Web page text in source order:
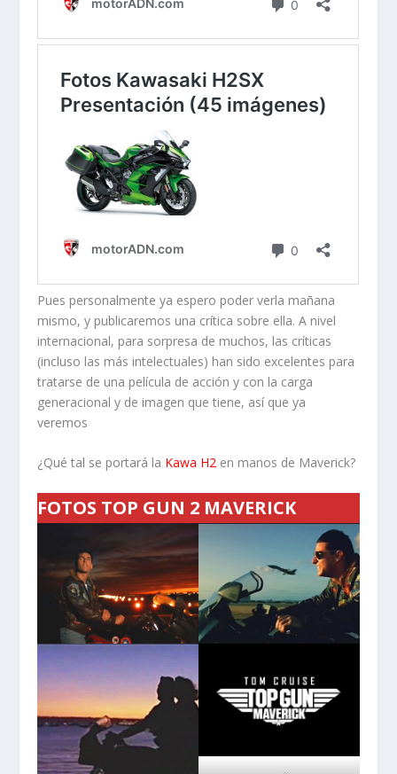
Pues personalmente ya espero poder verla mañana
mismo, y publicaremos una crítica sobre ella. A nivel
internacional, para sorpresa de muchos, las críticas
(incluso las más intelectuales) han sido excelentes para
tratarse de una película de acción y con la carga
generacional y de imagen que tiene, así que ya
veremos
¿Qué tal se portará la Kawa H2 en manos de Maverick?
FOTOS TOP GUN 2 MAVERICK